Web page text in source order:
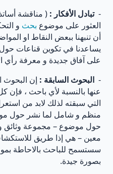
-تبادل الأفكار : ( مناقشة
العثور على موضوع بحث و
أن تنبهنا ببعض النقاط او
يساعدنا في تكوين قناعات حول
على آفاق جديدة و معرفة رأي
- البحوث السابقة : إن البحوث
عنها بالنسبة لأي باحث ، فإن
التي سبقته لذلك لابد من
منظم و شامل لما نشر حول
حول موضوع – مجموعة وثائق
معين – هي إذا طريق
سستسمح للباحث بالاحاطة
بصورة جيدة.